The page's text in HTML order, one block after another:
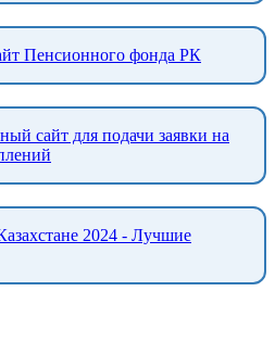
Пенсионного фонда РК
сайт для подачи заявки на
2024 - Лучшие